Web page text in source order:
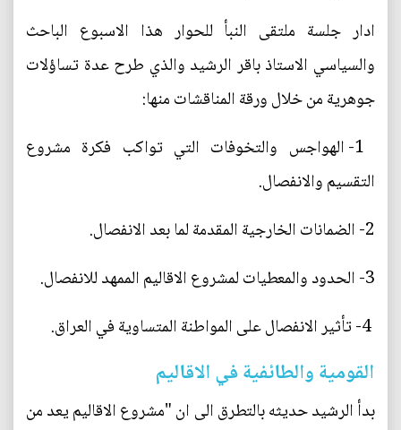
ادار جلسة ملتقى النبأ للحوار هذا الاسبوع الباحث
والسياسي الاستاذ باقر الرشيد والذي طرح عدة تساؤلات
جوهرية من خلال ورقة المناقشات منها:
1- الهواجس والتخوفات التي تواكب فكرة مشروع
التقسيم والانفصال.
2- الضمانات الخارجية المقدمة لما بعد الانفصال.
3- الحدود والمعطيات لمشروع الاقاليم الممهد للانفصال.
القومية والطائفية في الاقاليم
بدأ الرشيد حديثه بالتطرق الى ان "مشروع الاقاليم يعد من